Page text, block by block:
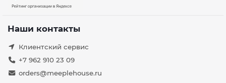
Наши контакты
Клиентский сервис
+7 962 910 23 09
orders@meeplehouse.ru